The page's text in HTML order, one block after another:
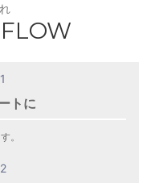
トに
。